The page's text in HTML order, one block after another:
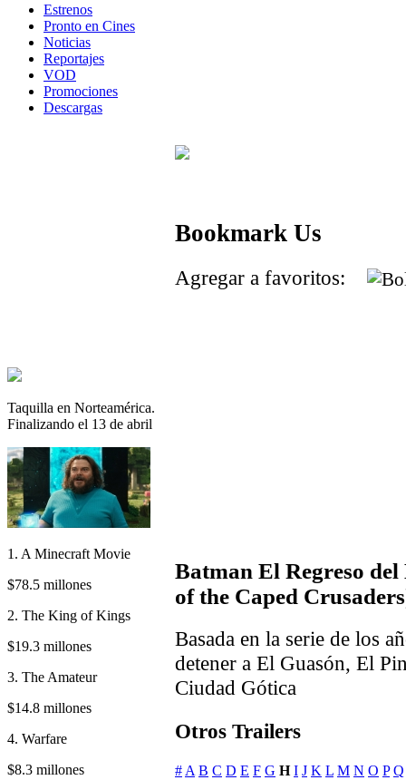
Estrenos
Pronto en Cines
Noticias
Reportajes
VOD
Promociones
Descargas
Taquilla en Norteamérica.
Finalizando el 13 de abril
1. A Minecraft Movie
$78.5 millones
2. The King of Kings
$19.3 millones
3. The Amateur
$14.8 millones
4. Warfare
$8.3 millones
Bookmark Us
Agregar a favoritos:
Batman El Regreso
of the Caped
Basada en la serie de los
detener a El Guasón, El
Ciudad Gótica
Otros Trailers
#A B C D E F G H I J K L M N O P Q